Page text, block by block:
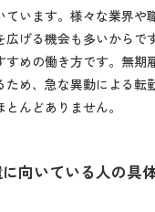
ています。様々な業界や
広げる機会も多いからで
めの働き方です。無期
ため、急な異動による転
んどありません。
向いている人の具